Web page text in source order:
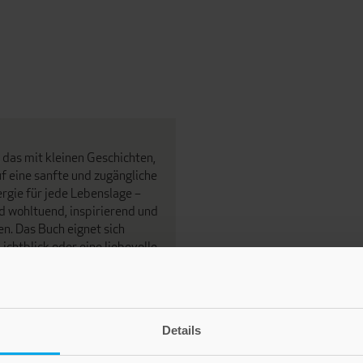
Details
mit kleinen Geschichten,
eine sanfte und zugängliche
für jede Lebenslage –
wohltuend, inspirierend und
Das Buch eignet sich
oder eine liebevolle
zu einem stilvollen und
Wunder im Alltag glauben